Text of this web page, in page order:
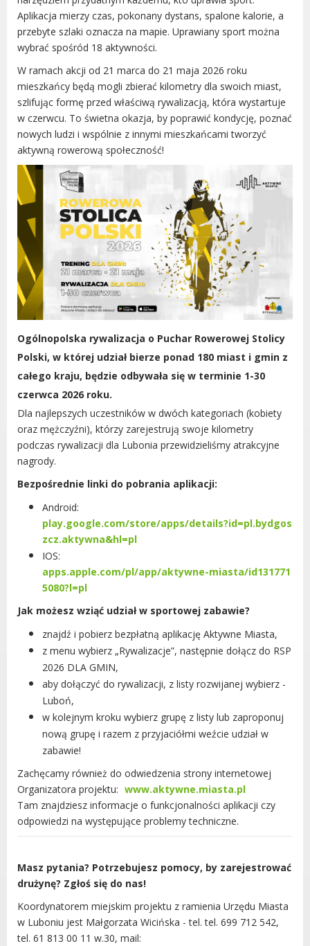
Radni Rady Miasta Luboń
Sesja Rady Miasta
Harmonogram dyżurów radnych
Komisje Rady Miasta Luboń
Terminarz spotkań komisji
Uchwały Rady Miasta Luboń
Młodzieżowa Rada Miasta Luboń
Rada Gospodarcza
POZOSTAŁE
Państwowy Fundusz Rehabilitacji Osób
Niepełnosprawnych
Zakład Ubezpieczeń Społecznych
Poznańska Lokalna Organizacja
Turystyczna
Instytut Rozwoju Wsi i Rolnictwa
Polskiej Akademii Nauk
Instytut Skrzynki
Wielkopolski Park Narodowy
Muzeum Narodowe Rolnictwa i
Przemysłu Rolno-Spożywczego w
Szreniawie
Urząd Skarbowy
Państwowe Gospodarstwo Wodne
Wody Polskie
KONTAKT
Dane adresowe, wydziały i sprawy
Aplikacja mierzy czas, pokonany dystans, spalone kalorie, a
przebyte szlaki oznacza na mapie. Uprawiany sport można
wybrać spośród 18 aktywności.
W ramach akcji od 21 marca do 21 maja 2026 roku
mieszkańcy będą mogli zbierać kilometry dla swoich miast,
szlifując formę przed właściwą rywalizacją, która wystartuje
w czerwcu. To świetna okazja, by poprawić kondycję, poznać
nowych ludzi i wspólnie z innymi mieszkańcami tworzyć
aktywną rowerową społeczność!
Ogólnopolska rywalizacja o Puchar Rowerowej Stolicy
Polski, w której udział bierze ponad 180 miast i gmin z
całego kraju, będzie odbywała się w terminie 1-30
czerwca 2026 roku.
Dla najlepszych uczestników w dwóch kategoriach (kobiety
oraz mężczyźni), którzy zarejestrują swoje kilometry
podczas rywalizacji dla Lubonia przewidzieliśmy atrakcyjne
nagrody.
Bezpośrednie linki do pobrania aplikacji:
Android:
play.google.com/store/apps/details?id=pl.bydgos
zcz.aktywna&hl=pl
IOS:
apps.apple.com/pl/app/aktywne-miasta/id131771
5080?l=pl
Jak możesz wziąć udział w sportowej zabawie?
znajdź i pobierz bezpłatną aplikację Aktywne Miasta,
z menu wybierz „Rywalizacje”, następnie dołącz do RSP
2026 DLA GMIN,
aby dołączyć do rywalizacji, z listy rozwijanej wybierz -
Luboń,
w kolejnym kroku wybierz grupę z listy lub zaproponuj
nową grupę i razem z przyjaciółmi weźcie udział w
zabawie!
Zachęcamy również do odwiedzenia strony internetowej
Organizatora projektu: www.aktywne.miasta.pl
Tam znajdziesz informacje o funkcjonalności aplikacji czy
odpowiedzi na występujące problemy techniczne.
Masz pytania? Potrzebujesz pomocy, by zarejestrować
drużynę? Zgłoś się do nas!
Koordynatorem miejskim projektu z ramienia Urzędu Miasta
w Luboniu jest Małgorzata Wicińska - tel. tel. 699 712 542,
tel. 61 813 00 11 w.30, mail: